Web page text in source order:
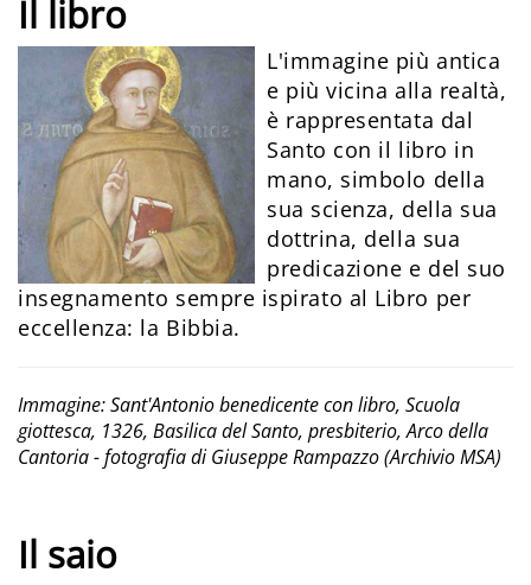
Il libro
L'immagine più antica
e più vicina alla realtà,
è rappresentata dal
Santo con il libro in
mano, simbolo della
sua scienza, della sua
dottrina, della sua
predicazione e del suo
insegnamento sempre ispirato al Libro per
eccellenza: la Bibbia.
Immagine: Sant'Antonio benedicente con libro, Scuola
giottesca, 1326, Basilica del Santo, presbiterio, Arco della
Cantoria - fotografia di Giuseppe Rampazzo (Archivio MSA)
Il saio